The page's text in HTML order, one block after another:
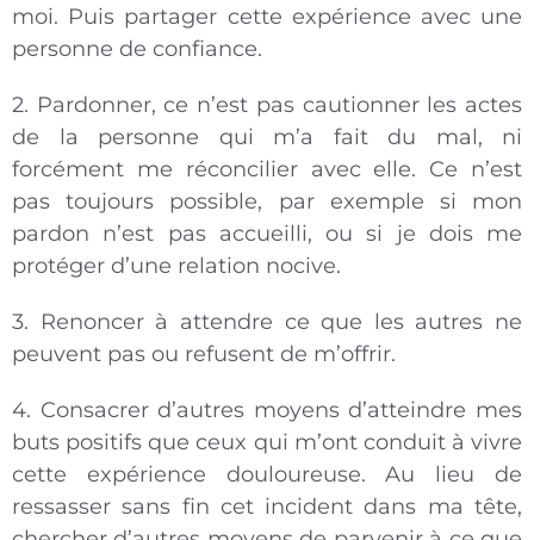
moi. Puis partager cette expérience avec une
personne de confiance.
2. Pardonner, ce n’est pas cautionner les actes
de la personne qui m’a fait du mal, ni
forcément me réconcilier avec elle. Ce n’est
pas toujours possible, par exemple si mon
pardon n’est pas accueilli, ou si je dois me
protéger d’une relation nocive.
3. Renoncer à attendre ce que les autres ne
peuvent pas ou refusent de m’offrir.
4. Consacrer d’autres moyens d’atteindre mes
buts positifs que ceux qui m’ont conduit à vivre
cette expérience douloureuse. Au lieu de
ressasser sans fin cet incident dans ma tête,